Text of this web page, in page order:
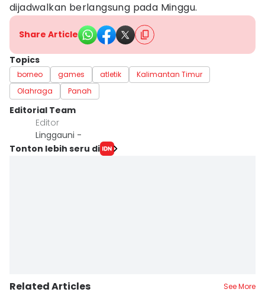
dijadwalkan berlangsung pada Minggu.
Share Article
Topics
borneo games atletik
Kalimantan Timur
Olahraga
Panah
Editorial Team
Editor
Linggauni -
Tonton lebih seru di
Related Articles See More